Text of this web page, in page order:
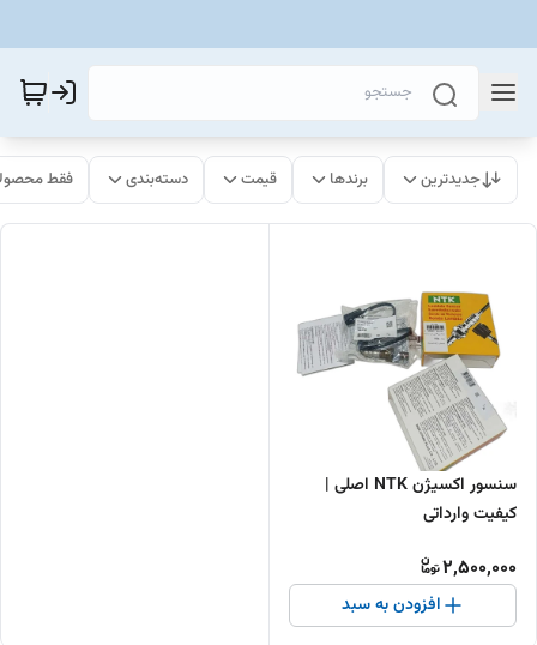
جدیدترین برندها قیمت دسته‌بندی فقط
سنسور اکسیژن NTK اصلی |
کیفیت وارداتی
2,500,000
افزودن به سبد